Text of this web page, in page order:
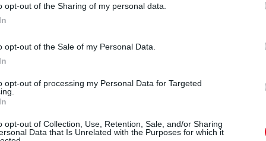
opt-out of the Sharing of my personal data.
opt-out of the Sale of my Personal Data.
opt-out of processing my Personal Data for Targeted
opt-out of Collection, Use, Retention, Sale, and/or Sharing
Data that Is Unrelated with the Purposes for which it
háza tájáról. És egy friss kép is...